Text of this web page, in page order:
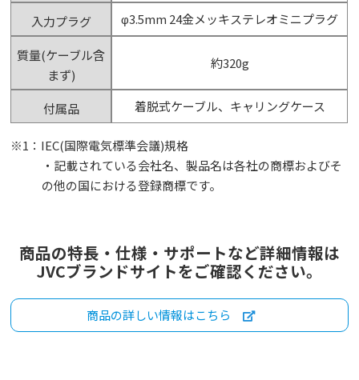
入力プラグ φ3.5mm 24金メッキステレオミニプラグ
質量(ケーブル含
まず)
約320g
付属品 着脱式ケーブル、キャリングケース
※1：IEC(国際電気標準会議)規格
・記載されている会社名、製品名は各社の商標およびそ
の他の国における登録商標です。
商品の特長・仕様・サポートなど詳細情報は
JVCブランドサイトをご確認ください。
商品の詳しい情報はこちら